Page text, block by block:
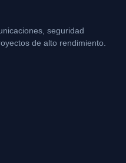
seguridad
de alto rendimiento.